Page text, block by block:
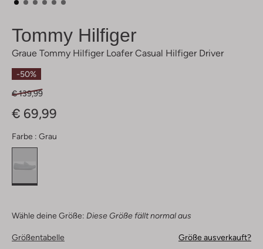
Tommy Hilfiger
Graue Tommy Hilfiger Loafer Casual Hilfiger Driver
-50%
€ 139,99
€ 69,99
Farbe : Grau
Wähle deine Größe: Diese Größe fällt normal aus
Größentabelle Größe ausverkauft?